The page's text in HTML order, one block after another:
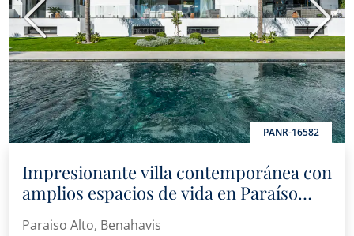
PANR-16582
Anterior
Impresionante villa contemporánea con
amplios espacios de vida en Paraíso
Alto, Benahavís
Paraiso Alto, Benahavis